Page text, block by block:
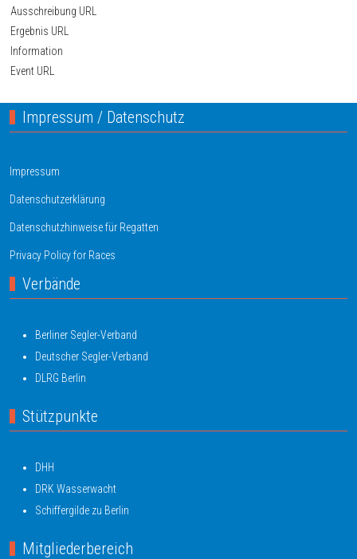
Ausschreibung URL
Ergebnis URL
Information
Event URL
Impressum / Datenschutz
Impressum
Datenschutzerklärung
Datenschutzhinweise für Regatten
Privacy Policy for Races
Verbände
Berliner Segler-Verband
Deutscher Segler-Verband
DLRG Berlin
Stützpunkte
DHH
DRK Wasserwacht
Schiffergilde zu Berlin
Mitgliederbereich